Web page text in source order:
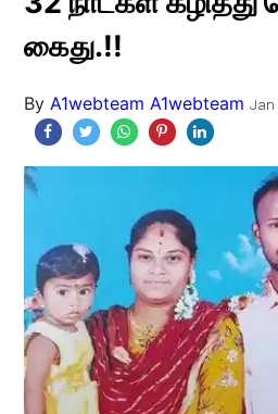
கைது.!!
By A1webteam A1webteam Jan